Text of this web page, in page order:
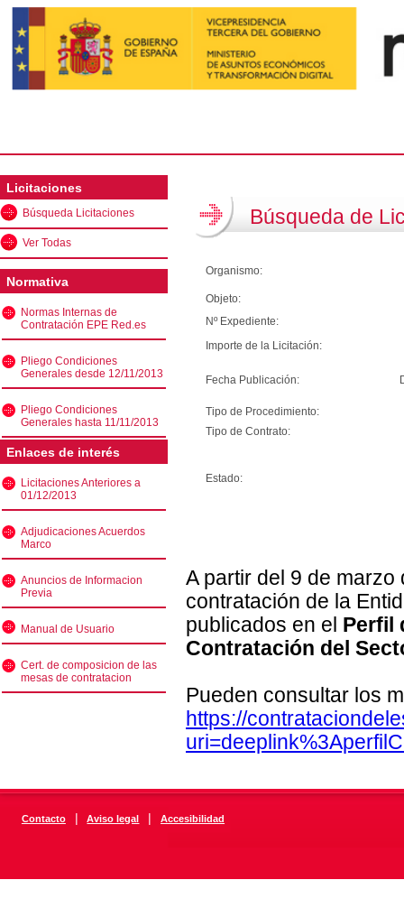
Licitaciones
Búsqueda Licitaciones
Ver Todas
Normativa
Normas Internas de
Contratación EPE Red.es
Pliego Condiciones
Generales desde 12/11/2013
Pliego Condiciones
Generales hasta 11/11/2013
Enlaces de interés
Licitaciones Anteriores a
01/12/2013
Adjudicaciones Acuerdos
Marco
Anuncios de Informacion
Previa
Manual de Usuario
Cert. de composicion de las
mesas de contratacion
Búsqueda de
Organismo:
Objeto:
Nº Expediente:
Importe de la Licitación:
Fecha Publicación:
Tipo de Procedimiento:
Tipo de Contrato:
Estado:
A partir del 9 de
contratación de la
publicados en el Perfil
Contratación del
Pueden consultar los
https://
Contacto | Aviso legal | Accesibilidad